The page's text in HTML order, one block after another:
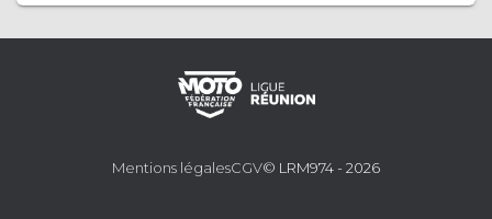
Mentions légalesCGV© LRM974 - 2026